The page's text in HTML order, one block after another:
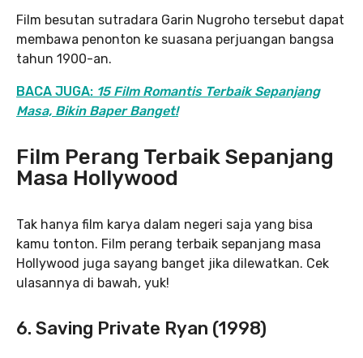
Film besutan sutradara Garin Nugroho tersebut dapat
membawa penonton ke suasana perjuangan bangsa
tahun 1900-an.
BACA JUGA: 15 Film Romantis Terbaik Sepanjang
Masa, Bikin Baper Banget!
Film Perang Terbaik Sepanjang
Masa Hollywood
Tak hanya film karya dalam negeri saja yang bisa
kamu tonton. Film perang terbaik sepanjang masa
Hollywood juga sayang banget jika dilewatkan. Cek
ulasannya di bawah, yuk!
6. Saving Private Ryan (1998)